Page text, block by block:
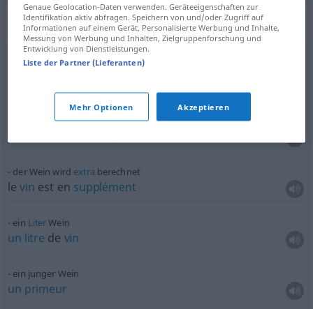
Beispielsätze für "Wein"
dieser Wein ist ein guterSchluck
, keinen Wein!
der Wein wird extra berechnet
levin est en supplément
ein LiterWein
un litre de vin
ein junger Wein
un primeur
Genaue Geolocation-Daten verwenden. Geräteeigenschaften zur
Identifikation aktiv abfragen. Speichern von und/oder Zugriff auf
Informationen auf einem Gerät. Personalisierte Werbung und Inhalte,
Messung von Werbung und Inhalten, Zielgruppenforschung und
Entwicklung von Dienstleistungen.
Liste der Partner (Lieferanten)
Mehr Optionen Akzeptieren